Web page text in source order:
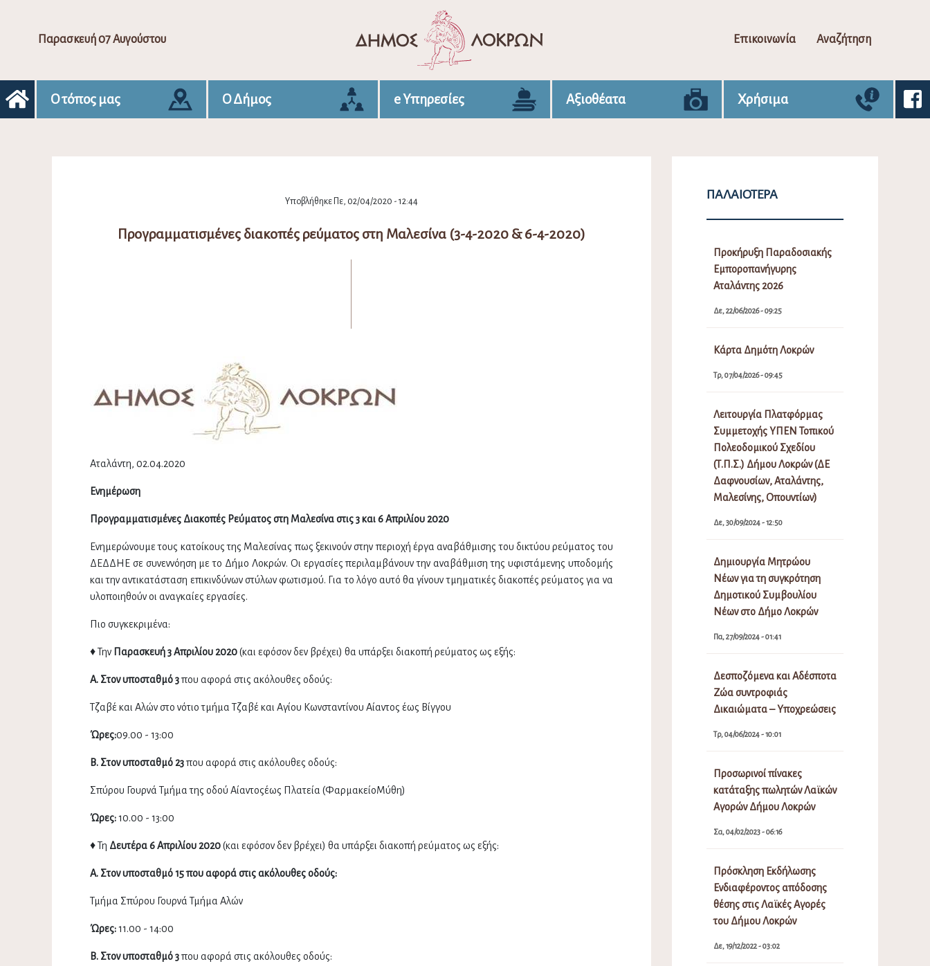
Παρασκευή 07 Αυγούστου Επικοινωνία Αναζήτηση
Ο τόπος μας Ο Δήμος e Υπηρεσίες Αξιοθέατα Χρήσιμα
Υποβλήθηκε Πε, 02/04/2020 - 12:44
Προγραμματισμένες διακοπές ρεύματος στη Μαλεσίνα (3-4-2020 & 6-4-2020)
Αταλάντη, 02.04.2020
Ενημέρωση
Προγραμματισμένες Διακοπές Ρεύματος στη Μαλεσίνα στις 3 και 6 Απριλίου 2020
Ενημερώνουμε τους κατοίκους της Μαλεσίνας πως ξεκινούν στην περιοχή έργα αναβάθμισης του δικτύου ρεύματος του
ΔΕΔΔΗΕ σε συνεννόηση με το Δήμο Λοκρών. Οι εργασίες περιλαμβάνουν την αναβάθμιση της υφιστάμενης υποδομής
και την αντικατάσταση επικινδύνων στύλων φωτισμού. Για το λόγο αυτό θα γίνουν τμηματικές διακοπές ρεύματος για να
υλοποιηθούν οι αναγκαίες εργασίες.
Πιο συγκεκριμένα:
♦ Την Παρασκευή 3 Απριλίου 2020(και εφόσον δεν βρέχει) θα υπάρξει διακοπή ρεύματος ως εξής:
Α. Στον υποσταθμό 3που αφορά στις ακόλουθες οδούς:
Τζαβέ και Αλών στο νότιο τμήμα Τζαβέ και Αγίου Κωνσταντίνου Αίαντος έως Βίγγου
Ώρες:09.00 - 13:00
Β. Στον υποσταθμό 23που αφορά στις ακόλουθες οδούς:
Σπύρου Γουρνά Τμήμα της οδού Αίαντοςέως Πλατεία (ΦαρμακείοΜύθη)
Ώρες:10.00 - 13:00
♦ Τη Δευτέρα 6 Απριλίου 2020(και εφόσον δεν βρέχει) θα υπάρξει διακοπή ρεύματος ως εξής:
A. Στον υποσταθμό 15που αφοράστις ακόλουθες οδούς:
Τμήμα Σπύρου Γουρνά Τμήμα Αλών
Ώρες:11.00 - 14:00
Β. Στον υποσταθμό 3που αφορά στις ακόλουθες οδούς:
ΠΑΛΑΙΌΤΕΡΑ
Προκήρυξη Παραδοσιακής
Εμποροπανήγυρης
Αταλάντης 2026
Δε, 22/06/2026 - 09:25
Κάρτα Δημότη Λοκρών
Τρ, 07/04/2026 - 09:45
Λειτουργία Πλατφόρμας
Συμμετοχής ΥΠΕΝ Τοπικού
Πολεοδομικού Σχεδίου
(Τ.Π.Σ.) Δήμου Λοκρών (ΔΕ
Δαφνουσίων, Αταλάντης,
Μαλεσίνης, Οπουντίων)
Δε, 30/09/2024 - 12:50
Δημιουργία Μητρώου
Νέων για τη συγκρότηση
Δημοτικού Συμβουλίου
Νέων στο Δήμο Λοκρών
Πα, 27/09/2024 - 01:41
Δεσποζόμενα και Αδέσποτα
Ζώα συντροφιάς
Δικαιώματα – Υποχρεώσεις
Τρ, 04/06/2024 - 10:01
Προσωρινοί πίνακες
κατάταξης πωλητών Λαϊκών
Αγορών Δήμου Λοκρών
Σα, 04/02/2023 - 06:16
Πρόσκληση Εκδήλωσης
Ενδιαφέροντος απόδοσης
θέσης στις Λαϊκές Αγορές
του Δήμου Λοκρών
Δε, 19/12/2022 - 03:02